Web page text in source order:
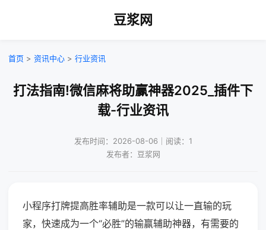
豆浆网
首页 > 资讯中心 > 行业资讯
打法指南!微信麻将助赢神器2025_插件下
载-行业资讯
发布时间：2026-08-06｜阅读：1
发布者：豆浆网
小程序打牌提高胜率辅助是一款可以让一直输的玩
家，快速成为一个“必胜”的输赢辅助神器，有需要的